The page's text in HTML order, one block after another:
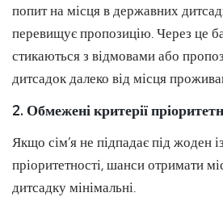
попит на місця в державних
перевищує пропозицію. Через це
стикаються з відмовами або
дитсадок далеко від місця
2. Обмежені критерії
Якщо сім’я не підпадає під жоден
пріоритетності, шанси отримати
дитсадку мінімальні.